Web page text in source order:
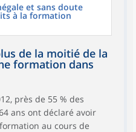
et sans doute
à la formation
de la moitié de la
formation dans
près de 55 % des
ans ont déclaré avoir
au cours de